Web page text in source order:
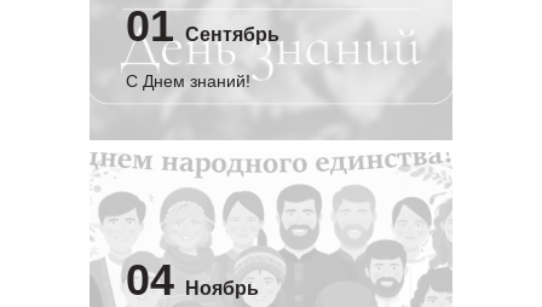
01 Сентябрь
C Днем знаний!
04 Ноябрь